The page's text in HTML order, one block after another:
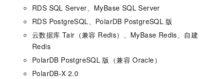
RDS SQL Server、 MyBase SQL Server
RDS PostgreSQL、 PolarDB PostgreSQL 版
云数据库 Tair（兼容 Redis） 、 MyBase Redis、自建
Redis
PolarDB PostgreSQL 版（兼容 Oracle）
PolarDB-X 2.0